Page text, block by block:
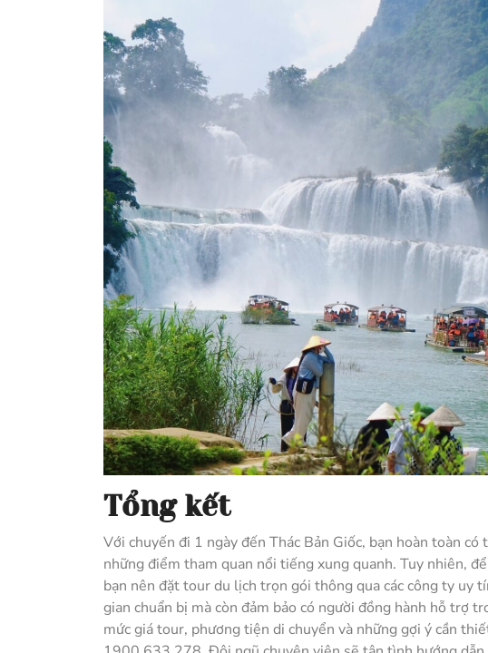
Tổng kết
Với chuyến đi 1 ngày đến Thác Bản Giốc, bạn hoàn toàn
những điểm tham quan nổi tiếng xung quanh. Tuy nhiên,
bạn nên đặt tour du lịch trọn gói thông qua các công ty
gian chuẩn bị mà còn đảm bảo có người đồng hành hỗ
mức giá tour, phương tiện di chuyển và những gợi ý cần